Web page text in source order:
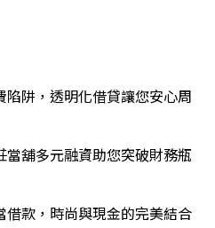
陷阱，透明化借貸讓您安心周
當舖多元融資助您突破財務瓶
借款，時尚與現金的完美結合